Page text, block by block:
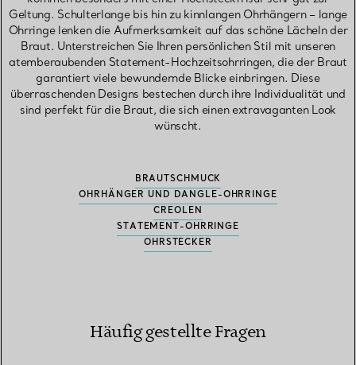
Geltung. Schulterlange bis hin zu kinnlangen Ohrhängern – lange
Ohrringe lenken die Aufmerksamkeit auf das schöne Lächeln der
Braut. Unterstreichen Sie Ihren persönlichen Stil mit unseren
atemberaubenden Statement-Hochzeitsohrringen, die der Braut
garantiert viele bewundernde Blicke einbringen. Diese
überraschenden Designs bestechen durch ihre Individualität und
sind perfekt für die Braut, die sich einen extravaganten Look
wünscht.
BRAUTSCHMUCK
OHRHÄNGER UND DANGLE-OHRRINGE
CREOLEN
STATEMENT-OHRRINGE
OHRSTECKER
Häufig gestellte Fragen